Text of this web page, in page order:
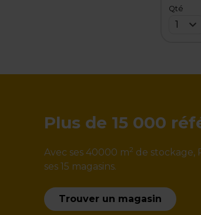
Qté
1
Plus de 15 000
Avec ses 40000 m2 de stockage,
ses 15 magasins.
Trouver un magasin